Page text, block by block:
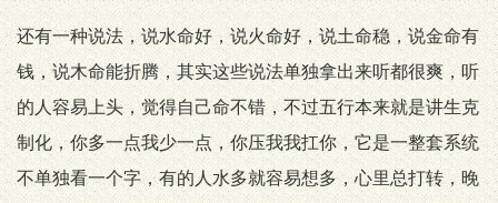
还有一种说法，说水命好，说火命好，说土命稳，说金命有
钱，说木命能折腾，其实这些说法单独拿出来听都很爽，听
的人容易上头，觉得自己命不错，不过五行本来就是讲生克
制化，你多一点我少一点，你压我我扛你，它是一整套系统
不单独看一个字，有的人水多就容易想多，心里总打转，晚